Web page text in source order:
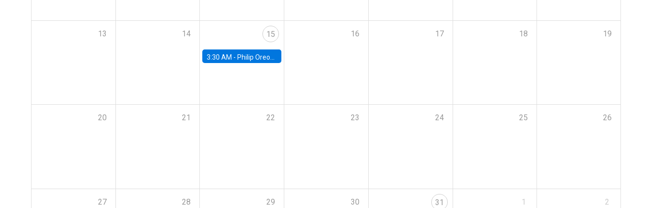
13 14 15
3:30 AM - Philip Oreopolous, University of Toronto
16 17 18 19
20 21 22 23 24 25 26
27 28 29 30 31 1 2